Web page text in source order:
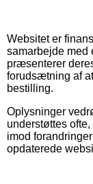
Websitet er
samarbejde med
præsenterer
forudsætning af
bestilling.
Oplysninger
understøttes
imod
opdaterede